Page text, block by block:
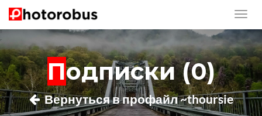
Подписки (0)
Вернуться в профайл ~thoursie